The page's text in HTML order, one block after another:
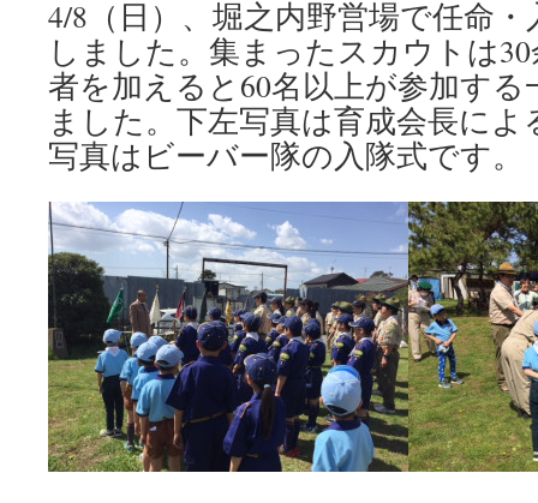
4/8（日）、堀之内野営場で任命
しました。集まったスカウトは
者を加えると60名以上が参加す
ました。下左写真は育成会長に
写真はビーバー隊の入隊式です。